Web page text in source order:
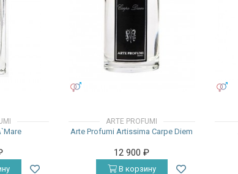
ARTE PROFUMI
Arte Profumi Artissima Carpe Diem
12 900₽
В корзину